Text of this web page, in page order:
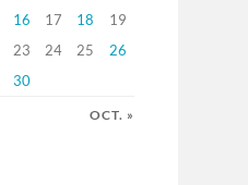
16 17 18
19
23 24 25
26
30
OCT. »